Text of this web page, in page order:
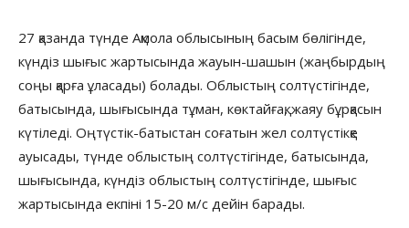
27 қазанда түнде Ақмола облысының басым бөлігінде,
күндіз шығыс жартысында жауын-шашын (жаңбырдың
соңы қарға ұласады) болады. Облыстың солтүстігінде,
батысында, шығысында тұман, көктайғақ, жаяу бұрқасын
күтіледі. Оңтүстік-батыстан соғатын жел солтүстікқе
ауысады, түнде облыстың солтүстігінде, батысында,
шығысында, күндіз облыстың солтүстігінде, шығыс
жартысында екпіні 15-20 м/с дейін барады.